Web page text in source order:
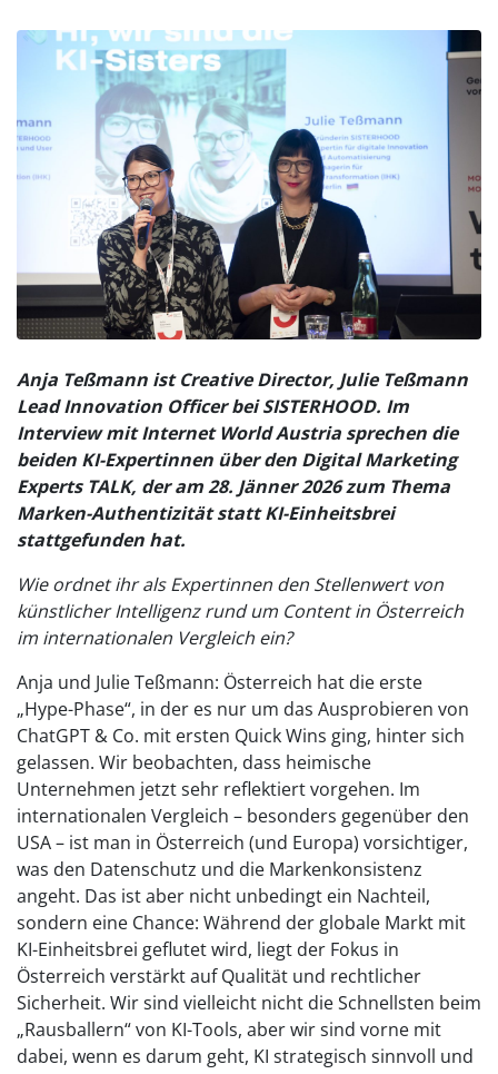
Anja Teßmann ist Creative Director, Julie Teßmann
Lead Innovation Officer bei SISTERHOOD. Im
Interview mit Internet World Austria sprechen die
beiden KI-Expertinnen über den Digital Marketing
Experts TALK, der am 28. Jänner 2026 zum Thema
Marken-Authentizität statt KI-Einheitsbrei
stattgefunden hat.
Wie ordnet ihr als Expertinnen den Stellenwert von
künstlicher Intelligenz rund um Content in Österreich
im internationalen Vergleich ein?
Anja und Julie Teßmann: Österreich hat die erste
„Hype-Phase“, in der es nur um das Ausprobieren von
ChatGPT & Co. mit ersten Quick Wins ging, hinter sich
gelassen. Wir beobachten, dass heimische
Unternehmen jetzt sehr reflektiert vorgehen. Im
internationalen Vergleich – besonders gegenüber den
USA – ist man in Österreich (und Europa) vorsichtiger,
was den Datenschutz und die Markenkonsistenz
angeht. Das ist aber nicht unbedingt ein Nachteil,
sondern eine Chance: Während der globale Markt mit
KI-Einheitsbrei geflutet wird, liegt der Fokus in
Österreich verstärkt auf Qualität und rechtlicher
Sicherheit. Wir sind vielleicht nicht die Schnellsten beim
„Rausballern“ von KI-Tools, aber wir sind vorne mit
dabei, wenn es darum geht, KI strategisch sinnvoll und